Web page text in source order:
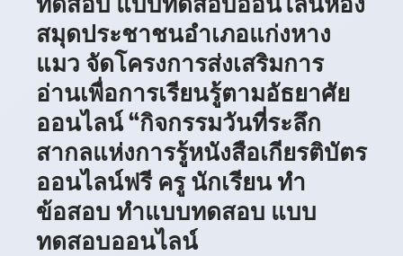
สมุดประชาชนอำเภอแก่งหาง
แมว จัดโครงการส่งเสริมการ
อ่านเพื่อการเรียนรู้ตามอัธยาศัย
ออนไลน์ “กิจกรรมวันที่ระลึก
สากลแห่งการรู้หนังสือเกียรติบัตร
ออนไลน์ฟรี ครู นักเรียน ทำ
ข้อสอบ ทำแบบทดสอบ แบบ
ทดสอบออนไลน์